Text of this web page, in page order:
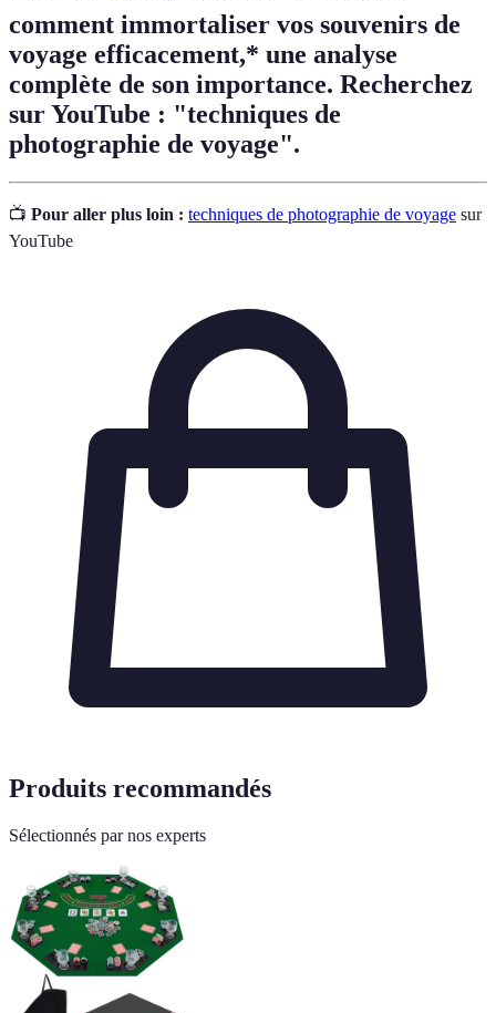
comment immortaliser vos souvenirs de
voyage efficacement,* une analyse
complète de son importance. Recherchez
sur YouTube : "techniques de
photographie de voyage".
📺 Pour aller plus loin : techniques de photographie de voyage sur
YouTube
Produits recommandés
Sélectionnés par nos experts